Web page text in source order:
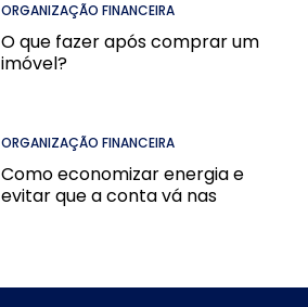
ORGANIZAÇÃO FINANCEIRA
O que fazer após comprar um
imóvel?
ORGANIZAÇÃO FINANCEIRA
Como economizar energia e
evitar que a conta vá nas